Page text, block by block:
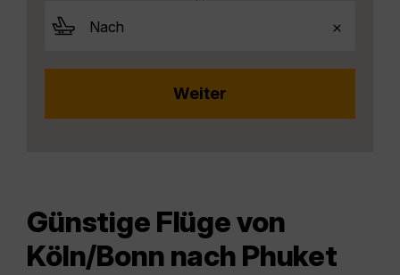
Günstige Flüge von
Köln/Bonn nach Phuket